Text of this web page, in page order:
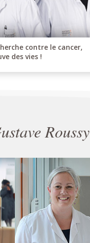
contre le cancer,
des vies !
Roussy